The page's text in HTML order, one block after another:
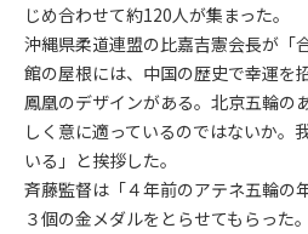
じめ合わせて約120人が集まった。
沖縄県柔道連盟の比嘉吉憲会長が「
館の屋根には、中国の歴史で幸運を
鳳凰のデザインがある。北京五輪の
しく意に適っているのではないか。
いる」と挨拶した。
斉藤監督は「４年前のアテネ五輪の
３個の金メダルをとらせてもらった